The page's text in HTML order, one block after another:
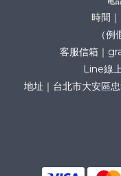
時間
（
客服信箱｜
Line線
地址｜台北市大安區